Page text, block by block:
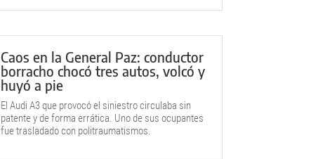
Caos en la General Paz: conductor
borracho chocó tres autos, volcó y
huyó a pie
El Audi A3 que provocó el siniestro circulaba sin
patente y de forma errática. Uno de sus ocupantes
fue trasladado con politraumatismos.